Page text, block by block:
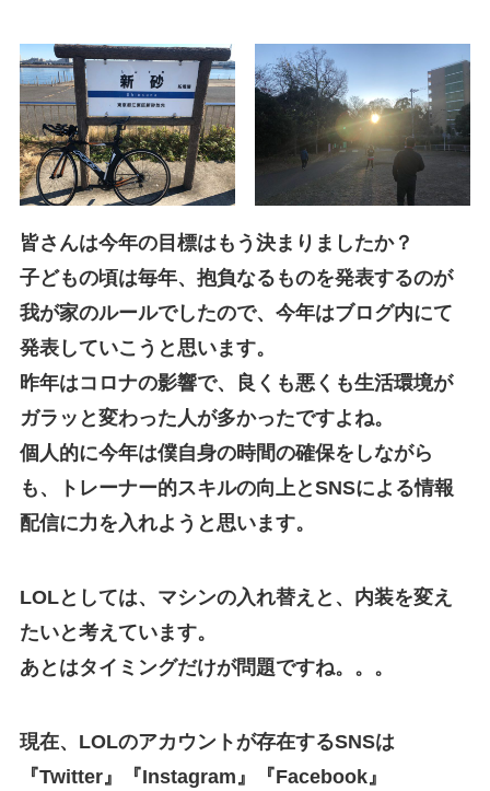
皆さんは今年の目標はもう決まりましたか？
子どもの頃は毎年、抱負なるものを発表するのが
我が家のルールでしたので、今年はブログ内にて
発表していこうと思います。
昨年はコロナの影響で、良くも悪くも生活環境が
ガラッと変わった人が多かったですよね。
個人的に今年は僕自身の時間の確保をしながら
も、トレーナー的スキルの向上とSNSによる情報
配信に力を入れようと思います。
LOLとしては、マシンの入れ替えと、内装を変え
たいと考えています。
あとはタイミングだけが問題ですね。。。
現在、LOLのアカウントが存在するSNSは
『Twitter』『Instagram』『Facebook』